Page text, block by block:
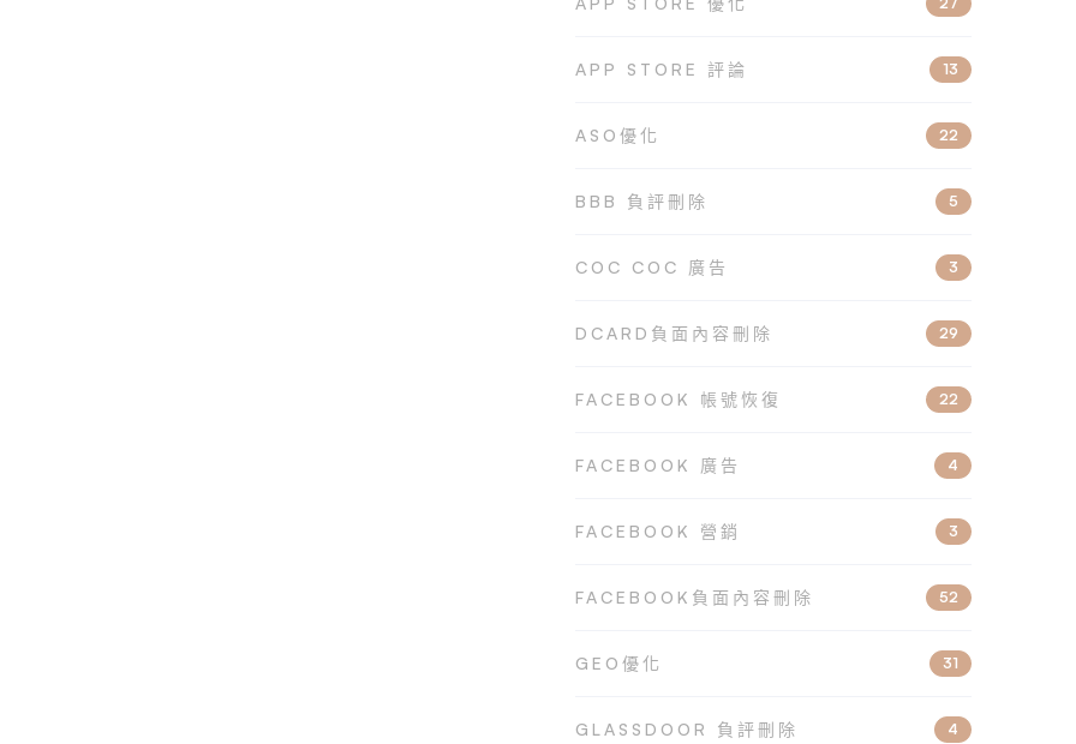
APP STORE 評論 13
ASO優化 22
BBB 負評刪除 5
COC COC 廣告 3
DCARD負面內容刪除 29
FACEBOOK 帳號恢復 22
FACEBOOK 廣告 4
FACEBOOK 營銷 3
FACEBOOK負面內容刪除 52
GEO優化 31
GLASSDOOR 負評刪除 4